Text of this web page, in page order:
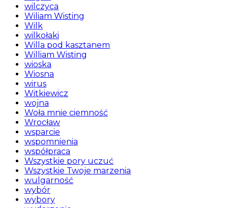
wilczyca
Wiliam Wisting
Wilk
wilkołaki
Willa pod kasztanem
William Wisting
wioska
Wiosna
wirus
Witkiewicz
wojna
Woła mnie ciemność
Wrocław
wsparcie
wspomnienia
współpraca
Wszystkie pory uczuć
Wszystkie Twoje marzenia
wulgarność
wybór
wybory